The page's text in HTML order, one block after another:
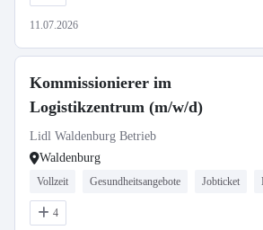
11.07.2026
Kommissionierer im
Logistikzentrum (m/w/d)
Lidl Waldenburg Betrieb
Waldenburg
Vollzeit Gesundheitsangebote Jobticket
4